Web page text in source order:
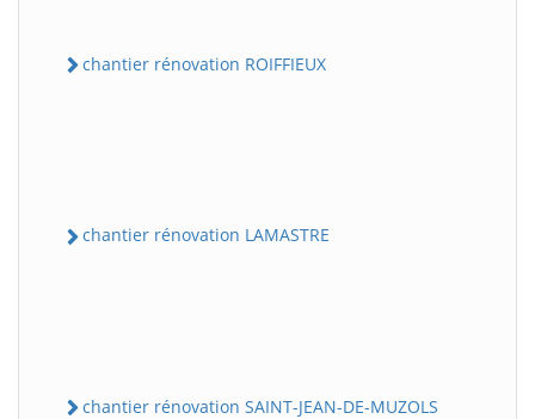
chantier rénovation ROIFFIEUX
chantier rénovation LAMASTRE
chantier rénovation SAINT-JEAN-DE-MUZOLS